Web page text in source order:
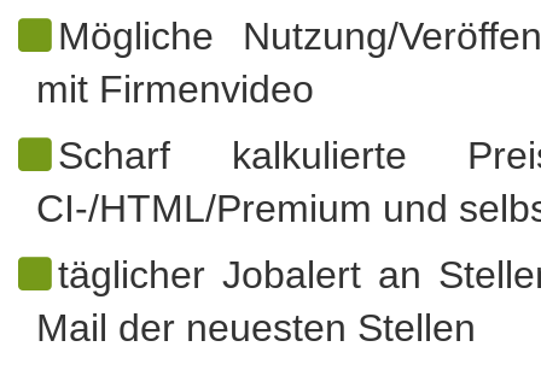
Mögliche Nutzung/
mit Firmenvideo
Scharf kalkulierte
CI-/HTML/Premium und
täglicher Jobalert an
Mail der neuesten Stellen